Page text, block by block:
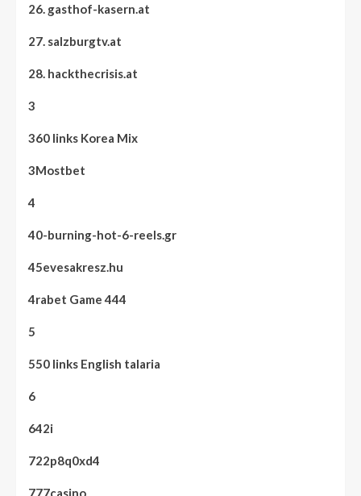
26. gasthof-kasern.at
27. salzburgtv.at
28. hackthecrisis.at
3
360 links Korea Mix
3Mostbet
4
40-burning-hot-6-reels.gr
45evesakresz.hu
4rabet Game 444
5
550 links English talaria
6
642i
722p8q0xd4
777casino